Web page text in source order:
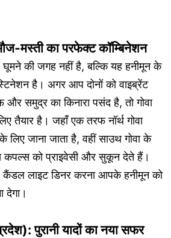
मस्ती का परफेक्ट कॉम्बिनेशन
घूमने की जगह नहीं है, बल्कि यह हनीमून के
है। अगर आप दोनों को वाइब्रेंट
और समुद्र का किनारा पसंद है, तो गोवा
तैयार है। जहाँ एक तरफ नॉर्थ गोवा
लिए जाना जाता है, वहीं साउथ गोवा के
को प्राइवेसी और सुकून देते हैं।
कैंडल लाइट डिनर करना आपके हनीमून को
देगा।
पुरानी यादों का नया सफर